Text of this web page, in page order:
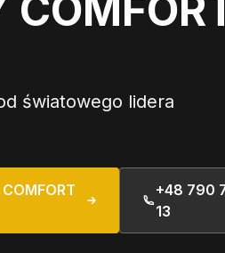
światowego lidera
+48 790
13